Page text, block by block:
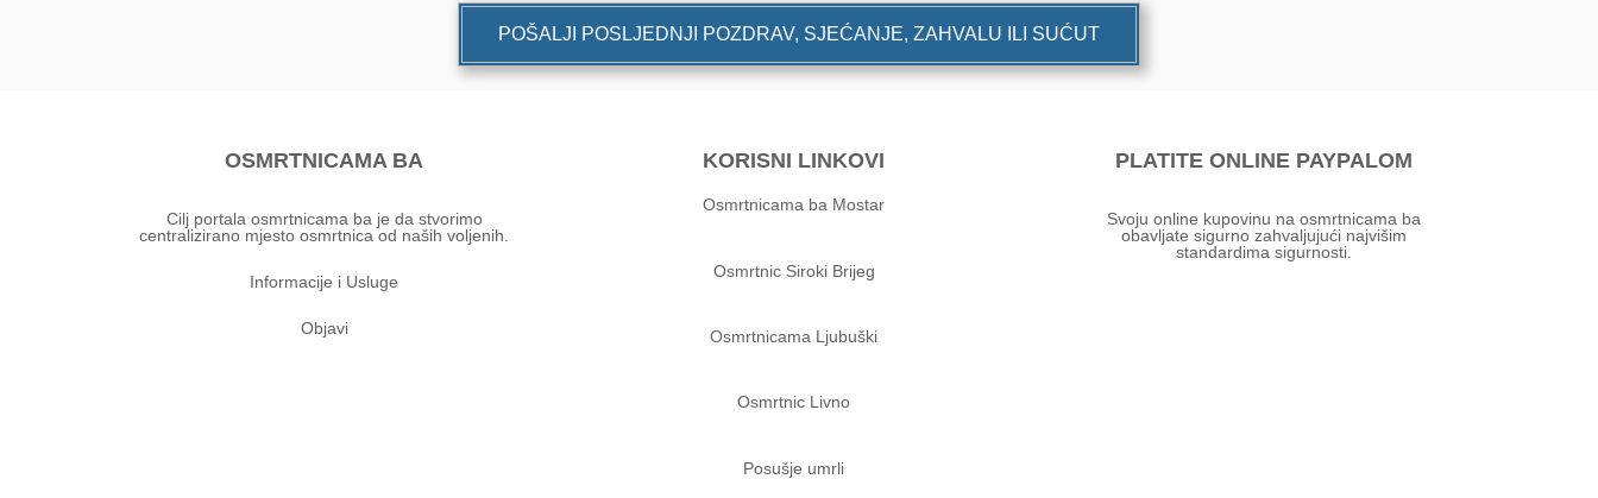
POŠALJI POSLJEDNJI POZDRAV, SJEĆANJE, ZAHVALU ILI SUĆUT
OSMRTNICAMA BA
Cilj portala osmrtnicama ba je da stvorimo
centralizirano mjesto osmrtnica od naših voljenih.
Informacije i Usluge
Objavi
KORISNI LINKOVI
Osmrtnicama ba Mostar
Osmrtnic Siroki Brijeg
Osmrtnicama Ljubuški
Osmrtnic Livno
Posušje umrli
PLATITE ONLINE PAYPALOM
Svoju online kupovinu na osmrtnicama ba
obavljate sigurno zahvaljujući najvišim
standardima sigurnosti.